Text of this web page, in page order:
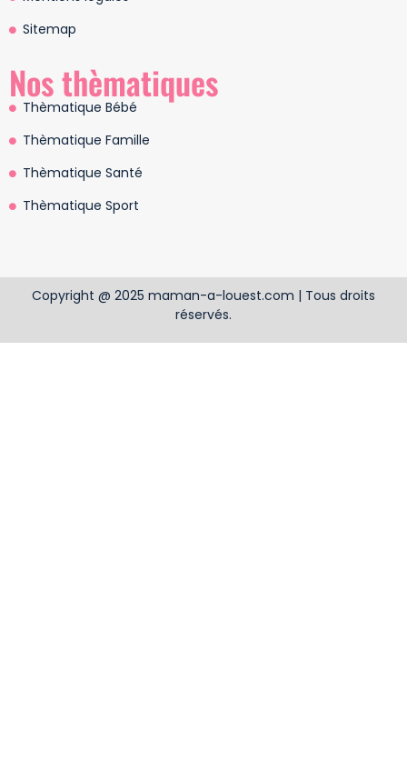
Sitemap
Nos thèmatiques
Thèmatique Bébé
Thèmatique Famille
Thèmatique Santé
Thèmatique Sport
Copyright @ 2025 maman-a-louest.com | Tous droits
réservés.